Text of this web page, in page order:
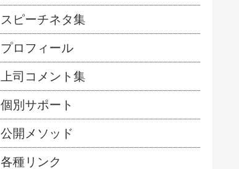
スピーチネタ集
プロフィール
上司コメント集
個別サポート
公開メソッド
各種リンク